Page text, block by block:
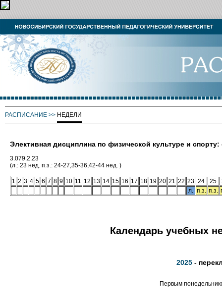
РАСПИСАНИЕ >> НЕДЕЛИ
Элективная дисциплина по физической культуре и
3.079.2.23
(л.: 23 нед. п.з.: 24-27,35-36,42-44 нед. )
1 2 3 4 5 6 7 8 9 10 11 12 13 14 15 16 17 18 19 20 21 22 23 24 25
л. п.з. п.з.
Календарь учебных
2025 -
Первым